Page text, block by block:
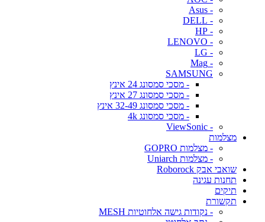
- Asus
- DELL
- HP
- LENOVO
- LG
- Mag
SAMSUNG
- מסכי סמסונג 24 אינץ
- מסכי סמסונג 27 אינץ
- מסכי סמסונג 32-49 אינץ
- מסכי סמסונג 4k
- ViewSonic
מצלמות
- מצלמות GOPRO
- מצלמות Uniarch
שואבי אבק Roborock
תחנות עגינה
תיקים
תקשורת
- נקודות גישה אלחוטיות MESH